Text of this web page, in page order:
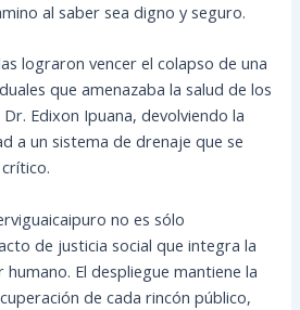
al saber sea digno y seguro.
lograron vencer el colapso de una
que amenazaba la salud de los
Dr. Edixon Ipuana, devolviendo la
a un sistema de drenaje que se
no es sólo
de justicia social que integra la
El despliegue mantiene la
de cada rincón público,